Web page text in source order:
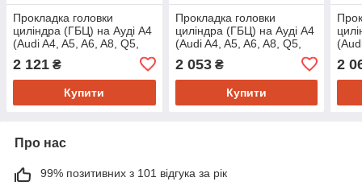
Прокладка головки
циліндра (ГБЦ) на Ауді A4
(Audi A4, A5, A6, A8, Q5,
2 121 ₴
Купити
Прокладка головки
циліндра (ГБЦ) на Ауді A4
(Audi A4, A5, A6, A8, Q5,
2 053₴
Купити
2
Про нас
99% позитивних з 101 відгука за рік